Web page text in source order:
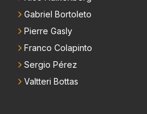
Gabriel Bortoleto
Pierre Gasly
Franco Colapinto
Sergio Pérez
Valtteri Bottas